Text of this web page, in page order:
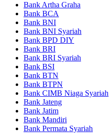
Bank Artha Graha
Bank BCA
Bank BNI
Bank BNI Syariah
Bank BPD DIY
Bank BRI
Bank BRI Syariah
Bank BSI
Bank BTN
Bank BTPN
Bank CIMB Niaga Syariah
Bank Jateng
Bank Jatim
Bank Mandiri
Bank Permata Syariah